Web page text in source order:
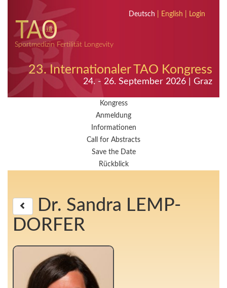
Deutsch English Login
Sportmedizin Fertilität Longevity
23. Internationaler TAO Kongress
24. - 26. September 2026 | Graz
Kongress
Anmeldung
Informationen
Call for Abstracts
Save the Date
Rückblick
Dr. Sandra LEMP-
DORFER